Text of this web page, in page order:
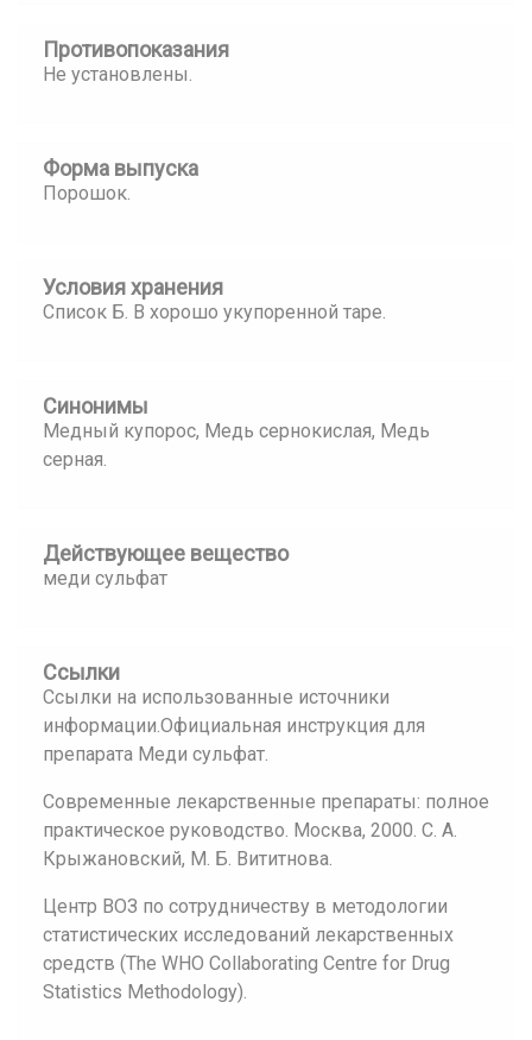
Противопоказания
Не установлены.
Форма выпуска
Порошок.
Условия хранения
Список Б. В хорошо укупоренной таре.
Синонимы
Медный купорос, Медь сернокислая, Медь
серная.
Действующее вещество
меди сульфат
Ссылки
Ссылки на использованные источники
информации.Официальная инструкция для
препарата Меди сульфат.
Современные лекарственные препараты: полное
практическое руководство. Москва, 2000. С. А.
Крыжановский, М. Б. Вититнова.
Центр ВОЗ по сотрудничеству в методологии
статистических исследований лекарственных
средств (The WHO Collaborating Centre for Drug
Statistics Methodology).